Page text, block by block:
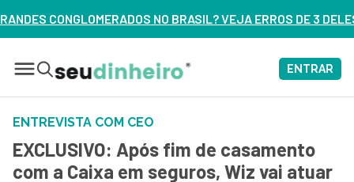
NO BRASIL? VEJA ERROS DE 3 DELES – ASSISTA AGORA
ENTRAR
ENTREVISTA COM CEO
EXCLUSIVO: Após fim de casamento
com a Caixa em seguros, Wiz vai atuar